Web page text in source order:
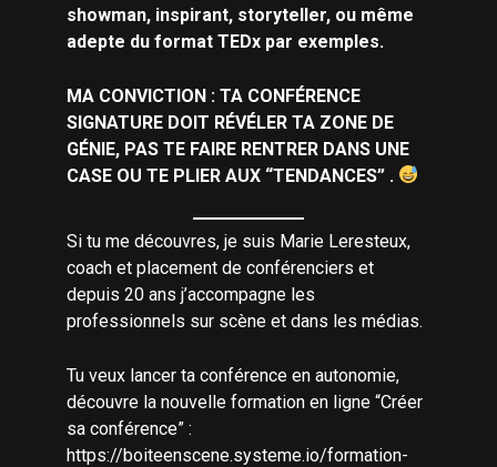
showman, inspirant, storyteller, ou même
adepte du format TEDx par exemples.
MA CONVICTION : TA CONFÉRENCE
SIGNATURE DOIT RÉVÉLER TA ZONE DE
GÉNIE, PAS TE FAIRE RENTRER DANS UNE
CASE OU TE PLIER AUX “TENDANCES” .
Si tu me découvres, je suis Marie Leresteux,
coach et placement de conférenciers et
depuis 20 ans j’accompagne les
professionnels sur scène et dans les médias.
Tu veux lancer ta conférence en autonomie,
découvre la nouvelle formation en ligne “Créer
sa conférence” :
https://boiteenscene.systeme.io/formation-